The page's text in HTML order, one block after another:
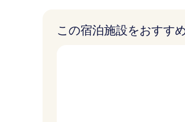
この宿泊施設をおすす